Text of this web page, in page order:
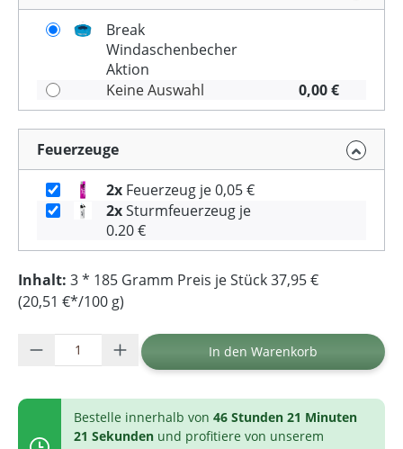
Break
Windaschenbecher
Aktion
Keine Auswahl
0,00 €
Feuerzeuge
2x Feuerzeug je 0,05 €
2xSturmfeuerzeug je
0.20 €
Inhalt: 3 * 185 Gramm Preis je Stück 37,95 €
(20,51 €*/100 g)
Produkt Anzahl: Gib den gewünschten
In den Warenkorb
Bestelle innerhalb von 46 Stunden 21 Minuten
20 Sekunden und profitiere von unserem